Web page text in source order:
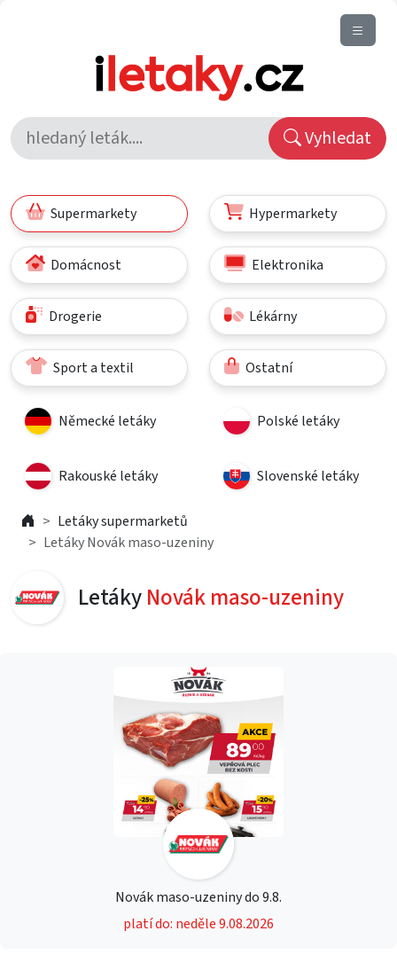
Vyhledat
Supermarkety Hypermarkety
Domácnost Elektronika
Drogerie Lékárny
Sport a textil Ostatní
Německé letáky Polské letáky
Rakouské letáky Slovenské letáky
Letáky supermarketů
Letáky Novák maso-uzeniny
LetákyNovák maso-uzeniny
Novák maso-uzeniny do 9.8.
platí do: neděle 9.08.2026